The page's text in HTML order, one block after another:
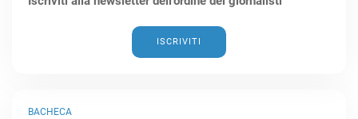
BACHECA
ISCRIVITI